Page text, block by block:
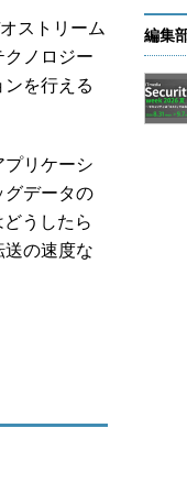
ストリーム
ノロジー
を行える
リケーシ
グデータの
うしたら
の速度な
編集